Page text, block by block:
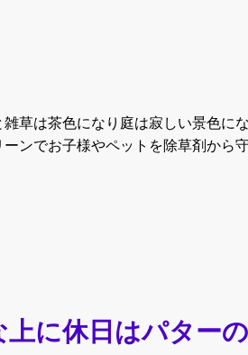
草は茶色になり庭は寂しい景色にな
ンでお子様やペットを除草剤から
上に休日はパター